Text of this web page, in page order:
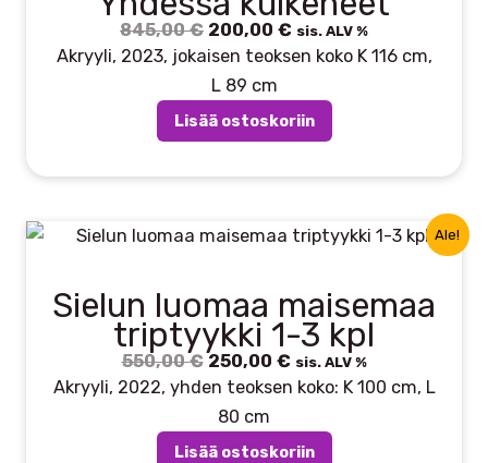
845,00€ Alkuperäinen
hinta
oli:
845,00 €.
200,00 € Nykyinen
hinta
200,00 €.
sis. ALV %
Akryyli, 2023, jokaisen teoksen koko K 116 cm,
L 89 cm
Lisää ostoskoriin
Ale!
Sielun luomaa maisemaa
triptyykki 1-3 kpl
550,00€ Alkuperäinen
hinta
oli:
550,00 €.
250,00 € Nykyinen
hinta
250,00 €.
sis. ALV %
Akryyli, 2022, yhden teoksen koko: K 100 cm, L
80 cm
Lisää ostoskoriin